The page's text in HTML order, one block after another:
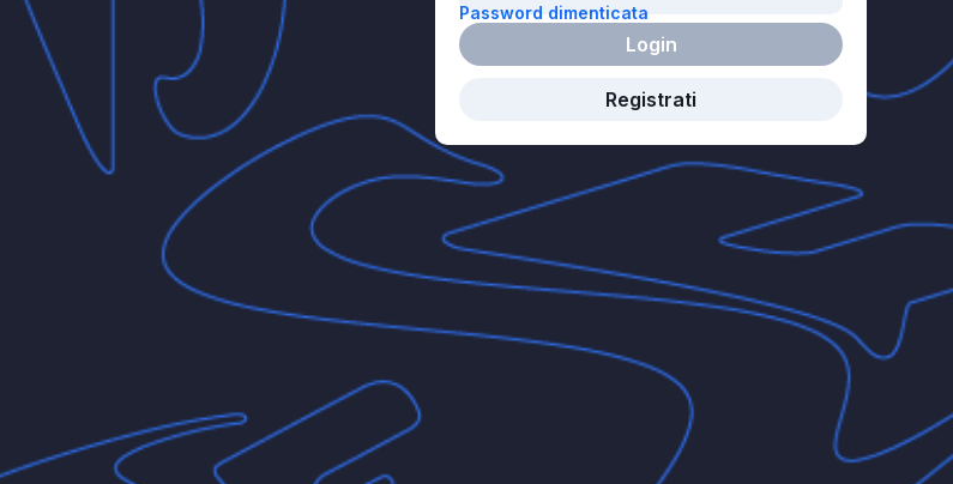
Password dimenticata
Login
Registrati